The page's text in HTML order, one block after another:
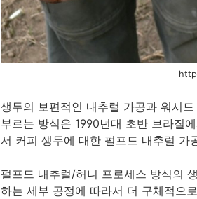
생두의 보편적인 내추럴 가공과 워시
부르는 방식은 1990년대 초반 브라질
서 커피 생두에 대한 펄프드 내추럴 가
펄프드 내추럴/허니 프로세스 방식의
하는 세부 공정에 따라서 더 구체적으